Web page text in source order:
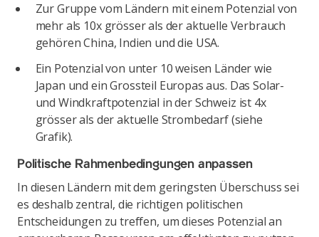
Zur Gruppe vom Ländern mit einem Potenzial von
mehr als 10x grösser als der aktuelle Verbrauch
gehören China, Indien und die USA.
Ein Potenzial von unter 10 weisen Länder wie
Japan und ein Grossteil Europas aus. Das Solar-
und Windkraftpotenzial in der Schweiz ist 4x
grösser als der aktuelle Strombedarf (siehe
Grafik).
Politische Rahmenbedingungen anpassen
In diesen Ländern mit dem geringsten Überschuss sei
es deshalb zentral, die richtigen politischen
Entscheidungen zu treffen, um dieses Potenzial an